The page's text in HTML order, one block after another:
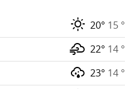
20° 15 °
22° 14 °
23° 14 °